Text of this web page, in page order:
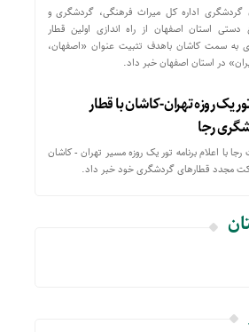
گردشگری اداره کل میراث فرهنگی، گردشگری و
دستی استان اصفهان از راه اندازی اولین قطار
به سمت کاشان باهدف تثبیت عنوان «اصفهان،
در استان اصفهان خبر داد.
یک روزه تهران-کاشان با قطار
رجا
با اعلام برنامه تور یک روزه مسیر تهران - کاشان
مجدد قطارهای گردشگری خود خبر داد.